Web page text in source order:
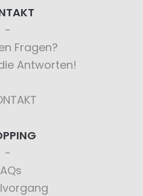
Fragen?
Antworten!